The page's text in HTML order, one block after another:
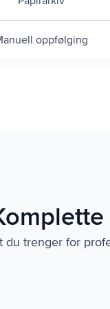
oppfølging
du trenger for